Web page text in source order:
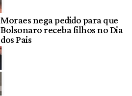
Moraes nega pedido para que
Bolsonaro receba filhos no Dia
dos Pais